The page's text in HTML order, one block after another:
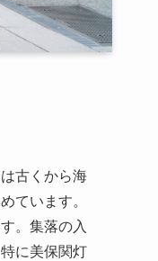
古くから海
ています。
。集落の入
に美保関灯